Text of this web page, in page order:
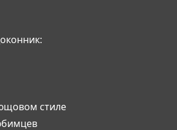
стиле